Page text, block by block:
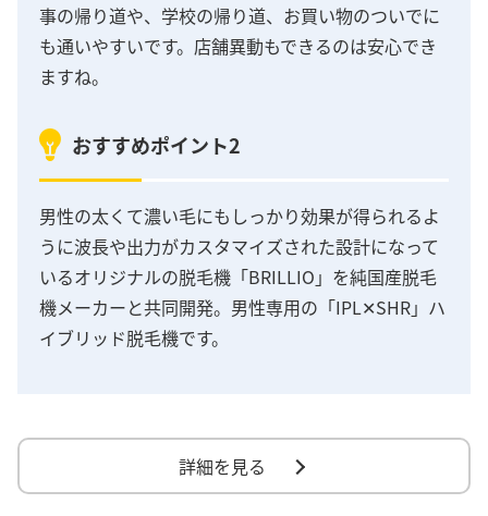
事の帰り道や、学校の帰り道、お買い物のついでに
も通いやすいです。店舗異動もできるのは安心でき
ますね。
おすすめポイント2
男性の太くて濃い毛にもしっかり効果が得られるよ
うに波長や出力がカスタマイズされた設計になって
いるオリジナルの脱毛機「BRILLIO」を純国産脱毛
機メーカーと共同開発。男性専用の「IPL✕SHR」ハ
イブリッド脱毛機です。
詳細を見る